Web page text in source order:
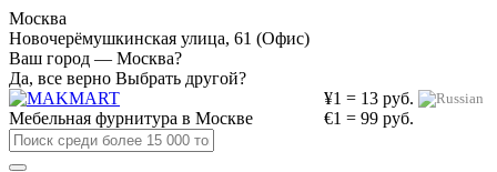
Москва
Новочерёмушкинская улица, 61 (Офис)
Ваш город — Москва?
Да, все верно Выбрать другой?
¥1 = 13 руб.
€1 = 99 руб.
Мебельная фурнитура в Москве